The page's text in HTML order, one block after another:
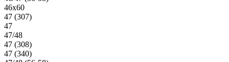
46х60
47 (307)
47
47/48
47 (308)
47 (340)